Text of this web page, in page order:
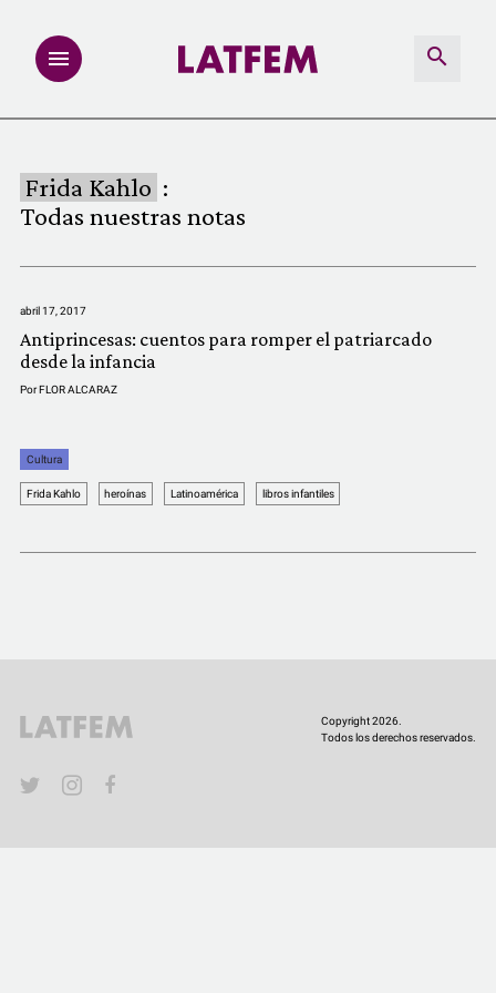
INVESTIGACIONES
MULTIMEDIA
LATFEMLAB.
PRODUCTOS
COMUNIDAD
Frida Kahlo :
Todas nuestras notas
abril 17, 2017
Antiprincesas: cuentos para romper el patriarcado
desde la infancia
PorFLOR ALCARAZ
Cultura
Frida Kahlo heroínas Latinoamérica libros infantiles
Copyright 2026.
Todos los derechos reservados.